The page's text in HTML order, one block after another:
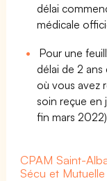
délai
médicale
Pour une
délai de 2 ans
où vous avez
soin reçue en
fin mars
CPAM Saint-
Sécu et Mutuelle